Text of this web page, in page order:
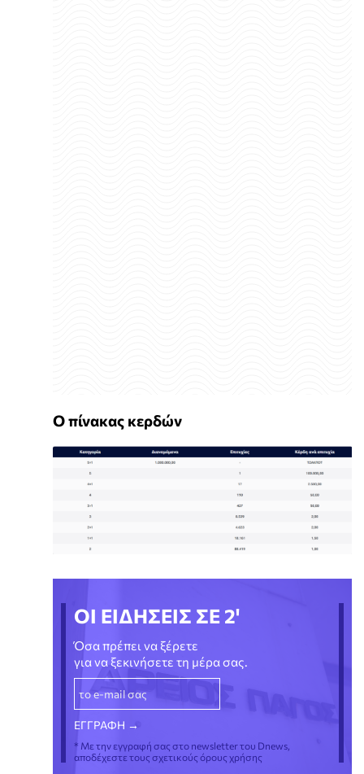
Ο πίνακας κερδών
ΟΙ ΕΙΔΗΣΕΙΣ ΣΕ 2'
Όσα πρέπει να ξέρετε
για να ξεκινήσετε τη μέρα σας.
* Με την εγγραφή σας στο newsletter του Dnews,
αποδέχεστε τους σχετικούς όρους χρήσης